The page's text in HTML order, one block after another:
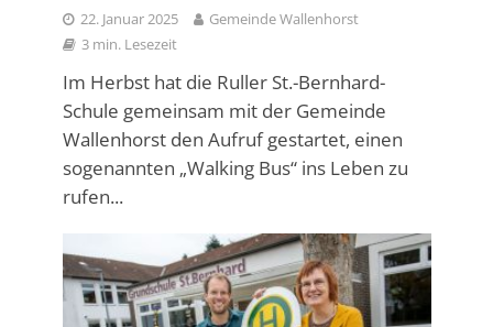
22. Januar 2025
Gemeinde Wallenhorst
3 min. Lesezeit
Im Herbst hat die Ruller St.-Bernhard-
Schule gemeinsam mit der Gemeinde
Wallenhorst den Aufruf gestartet, einen
sogenannten „Walking Bus“ ins Leben zu
rufen...